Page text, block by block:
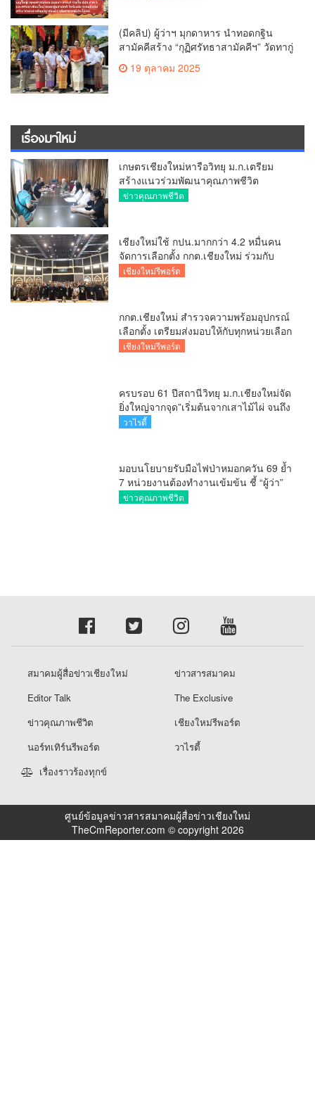
(มีคลิป) ผู้ว่าฯ มุกดาหาร นำทอดกฐิน
สามัคคีสร้าง “กุฏิศรัทธาสามัคคีฯ” วัดทากู่
19 ตุลาคม 2025
เรื่องมาใหม่
เกษตรเชียงใหม่หารือวิทยุ ม.ก.เตรียม
สร้างแนวร่วมพัฒนาคุณภาพชีวิต
เกษตรกร สื่อสารข้อมูลถูกต้องขับเคลื่อน
ข่าวคุณภาพชีวิต
เชียงใหม่ใช้ กปน.มากกว่า 4.2 หมื่นคน
จัดการเลือกตั้ง กกต.เชียงใหม่ ร่วมกับ
นายอำเภอหางดง ตรวจความเรียบร้อย
เชียงใหม่รีพอร์ต
กกต.เชียงใหม่ สำรวจความพร้อมอุปกรณ์
เลือกตั้ง เตรียมส่งมอบให้กับทุกหน่วยเลือก
ตั้งในวันพรุ่งนี้
เชียงใหม่รีพอร์ต
ครบรอบ 61 ปีสถานีวิทยุ ม.ก.เชียงใหม่จัด
ยิ่งใหญ่จากจุด”เริ่มต้นจากเสาไม้ไผ่ จนถึง
วันที่มี KURplus ในวันนี้”
วาไรตี้
มอบนโยบายรับมือไฟป่าหมอกควัน 69 ย้ำ
7 หน่วยงานต้องทำงานเข้มข้น ชี้ “ผู้ว่า”
คีย์แมนสำคัญทำปัญหาลด
ข่าวคุณภาพชีวิต
สมาคมผู้สื่อข่าวเชียงใหม่
ข่าวสารสมาคม
Editor Talk
The Exclusive
ข่าวคุณภาพชีวิต
เชียงใหม่รีพอร์ต
นอร์ทเทิร์นรีพอร์ต
วาไรตี้
เรื่องราวร้องทุกข์
ศูนย์ข้อมูลข่าวสารสมาคมผู้สื่อข่าวเชียงใหม่
TheCmReporter.com © copyright 2026